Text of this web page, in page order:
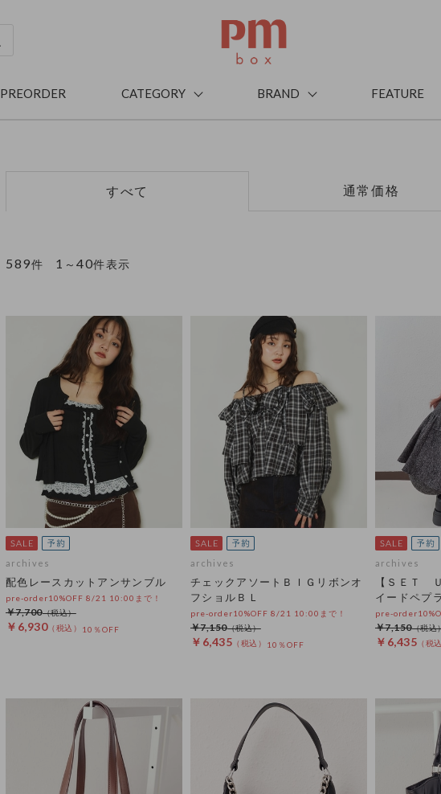
PREORDER CATEGORY BRAND FEATURE
すべて 通常価格
589件 1 ～40件表示
archives
配色レースカットアンサンブル
pre-order10%OFF 8/21 10:00まで！
￥6,930 10％OFF
￥7,700
archives
チェックアソートＢＩＧリボンオ
フショルＢＬ
pre-order10%OFF 8/21 10:00まで！
￥6,435 10％OFF
￥7,150
archives
【ＳＥＴ
イードペプ
pre-
￥6,435
￥7,150